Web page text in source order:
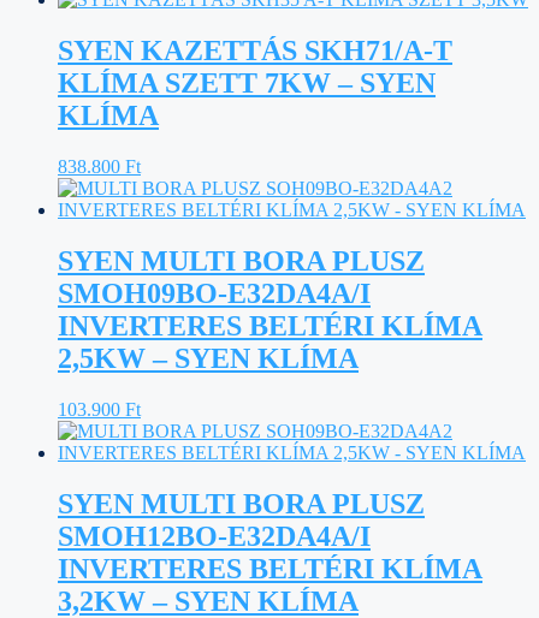
SYEN KAZETTÁS SKH71/A-T
KLÍMA SZETT 7KW – SYEN
KLÍMA
838.800 Ft
SYEN MULTI BORA PLUSZ
SMOH09BO-E32DA4A/I
INVERTERES BELTÉRI KLÍMA
2,5KW – SYEN KLÍMA
103.900 Ft
SYEN MULTI BORA PLUSZ
SMOH12BO-E32DA4A/I
INVERTERES BELTÉRI KLÍMA
3,2KW – SYEN KLÍMA